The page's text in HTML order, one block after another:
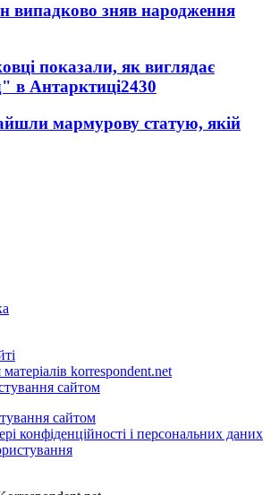
випадково зняв народження
показали, як виглядає
в Антарктиці2430
мармурову статую, якій
korrespondent.net
сайтом
сайтом
конфіденційності і персональних даних